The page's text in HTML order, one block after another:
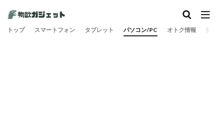
トップ スマートフォン タブレット パソコン/PC オトク情報 旅